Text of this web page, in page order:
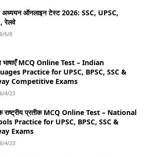
अध्ययन ऑनलाइन टेस्ट 2026: SSC, UPSC,
रेलवे
6/8
भाषाएँ MCQ Online Test – Indian
Practice for UPSC, BPSC, SSC &
Competitive Exams
4/23
राष्ट्रीय प्रतीक MCQ Online Test – National
Practice for UPSC, BPSC, SSC &
Exams
4/23